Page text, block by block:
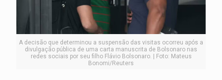
A decisão que determinou a suspensão das visitas ocorreu após a
divulgação pública de uma carta manuscrita de Bolsonaro nas
redes sociais por seu filho Flávio Bolsonaro. | Foto: Mateus
Bonomi/Reuters